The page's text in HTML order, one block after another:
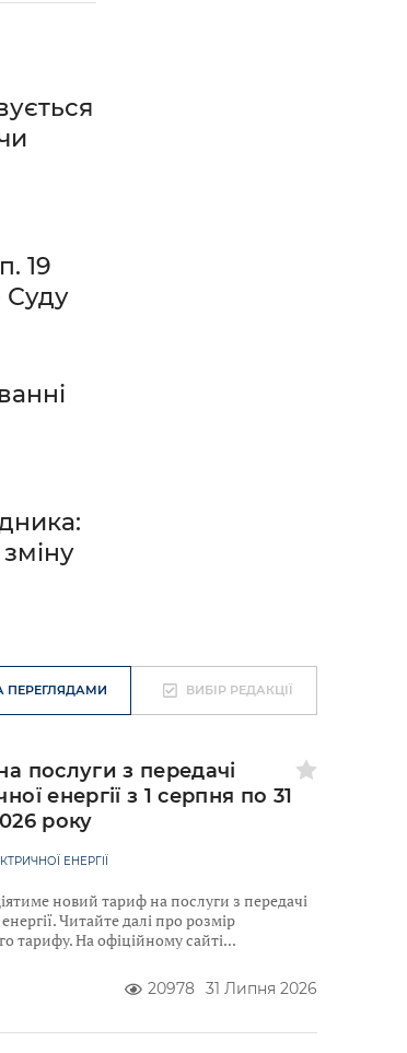
19
Суду
ПЕРЕГЛЯДАМИ ВИБІР РЕДАКЦІЇ
послуги з передачі
енергії з 1 серпня по 31
року
ЕНЕРГІЇ
новий тариф на послуги з передачі
Читайте далі про розмір
тарифу. На офіційному сайті
20978 31 Липня 2026